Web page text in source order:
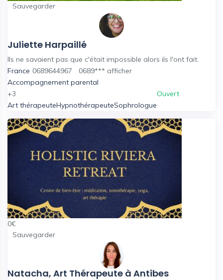
Sauvegarder
Juliette Harpaillé
Ils ne savaient pas que c'était impossible alors ils l'ont fait.
France 0689644967 0689*** afficher
Accompagnement parental
+3
Art thérapeuteHypnothérapeuteSophrologue
Ouvert
0€
Sauvegarder
Natacha, Art Thérapeute à Antibes